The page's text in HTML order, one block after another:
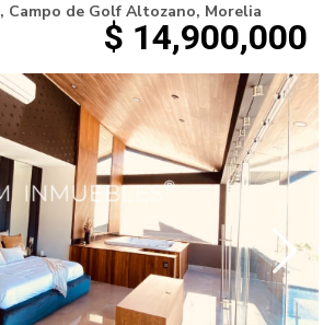
, Campo de Golf Altozano, Morelia
$ 14,900,000